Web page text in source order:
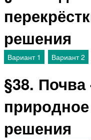
решения
Вариант 1 Вариант 2
§38.
решения